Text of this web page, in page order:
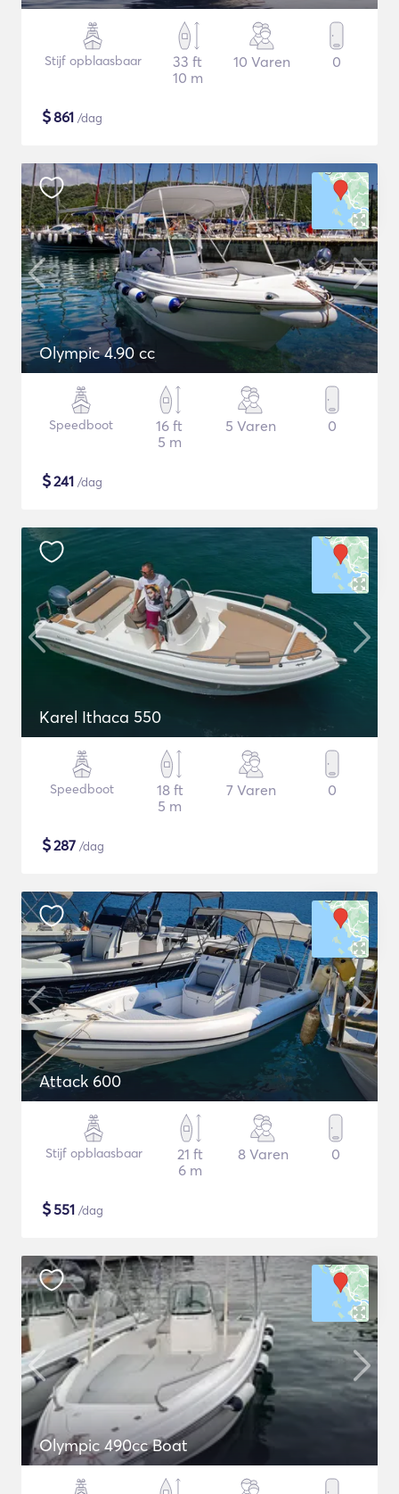
Stijf opblaasbaar
33 ft
10 m
10 Varen 0
$861 /dag
Olympic 4.90 cc
Speedboot
16 ft
5 m
5 Varen 0
$241 /dag
Karel Ithaca 550
Speedboot
18 ft
5 m
7 Varen 0
$287 /dag
Attack 600
Stijf opblaasbaar
21 ft
6 m
8 Varen 0
$551 /dag
Olympic 490cc Boat